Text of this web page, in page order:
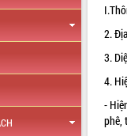
2.
3.
4.
-
phê,